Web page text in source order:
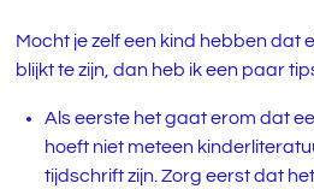
Mocht je zelf een kind hebben dat
blijkt te zijn, dan heb ik een paar
Als eerste het gaat erom dat
hoeft niet meteen
tijdschrift zijn. Zorg eerst dat